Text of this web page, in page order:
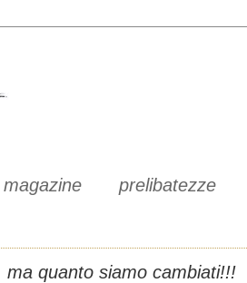
magazine prelibatezze
ma quanto siamo cambiati!!!